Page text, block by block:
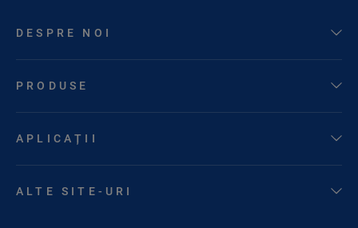
DESPRE NOI
PRODUSE
APLICAȚII
ALTE SITE-URI